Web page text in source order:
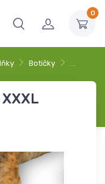
0
Botičky …